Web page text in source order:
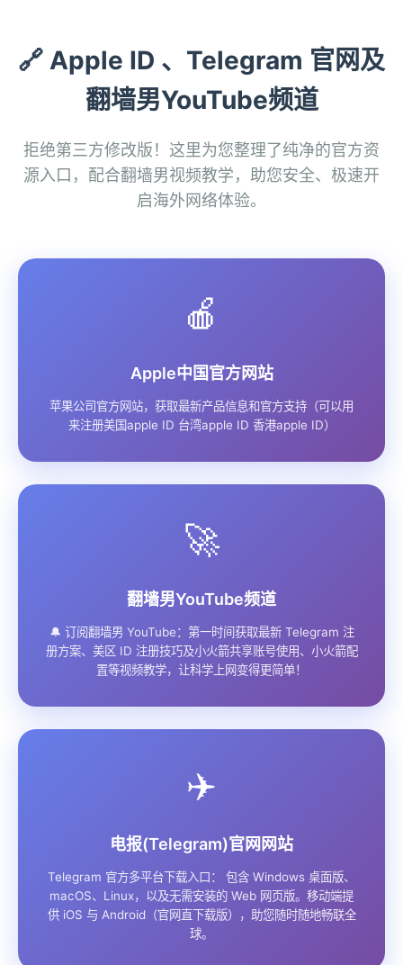
🔗 Apple ID 、Telegram 官网及
翻墙男YouTube频道
拒绝第三方修改版！这里为您整理了纯净的官方资
源入口，配合翻墙男视频教学，助您安全、极速开
启海外网络体验。
🍎
Apple中国官方网站
苹果公司官方网站，获取最新产品信息和官方支持（可以用
来注册美国apple ID 台湾apple ID 香港apple ID）
🚀
翻墙男YouTube频道
🔔 订阅翻墙男 YouTube：第一时间获取最新 Telegram 注
册方案、美区 ID 注册技巧及小火箭共享账号使用、小火箭配
置等视频教学，让科学上网变得更简单！
✈️
电报(Telegram)官网网站
Telegram 官方多平台下载入口： 包含 Windows 桌面版、
macOS、Linux，以及无需安装的 Web 网页版。移动端提
供 iOS 与 Android（官网直下载版），助您随时随地畅联全
球。